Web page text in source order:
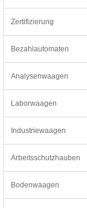
Zertifizierung
Bezahlautomaten
Analysenwaagen
Laborwaagen
Industriewaagen
Arbeitsschutzhauben
Bodenwaagen